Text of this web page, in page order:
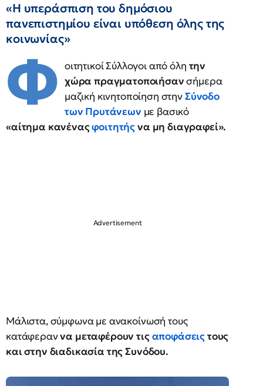
«Η υπεράσπιση του δημόσιου
πανεπιστημίου είναι υπόθεση όλης της
κοινωνίας»
Φ οιτητικοί Σύλλογοι από όλη την
χώρα πραγματοποιήσανσήμερα
μαζική κινητοποίηση στηνΣύνοδο
των Πρυτάνεων με βασικό
«αίτημα κανέναςφοιτητήςνα μη διαγραφεί».
Μάλιστα, σύμφωνα με ανακοίνωσή τους
κατάφεραννα μεταφέρουν τιςαποφάσειςτους
και στην διαδικασία της Συνόδου.